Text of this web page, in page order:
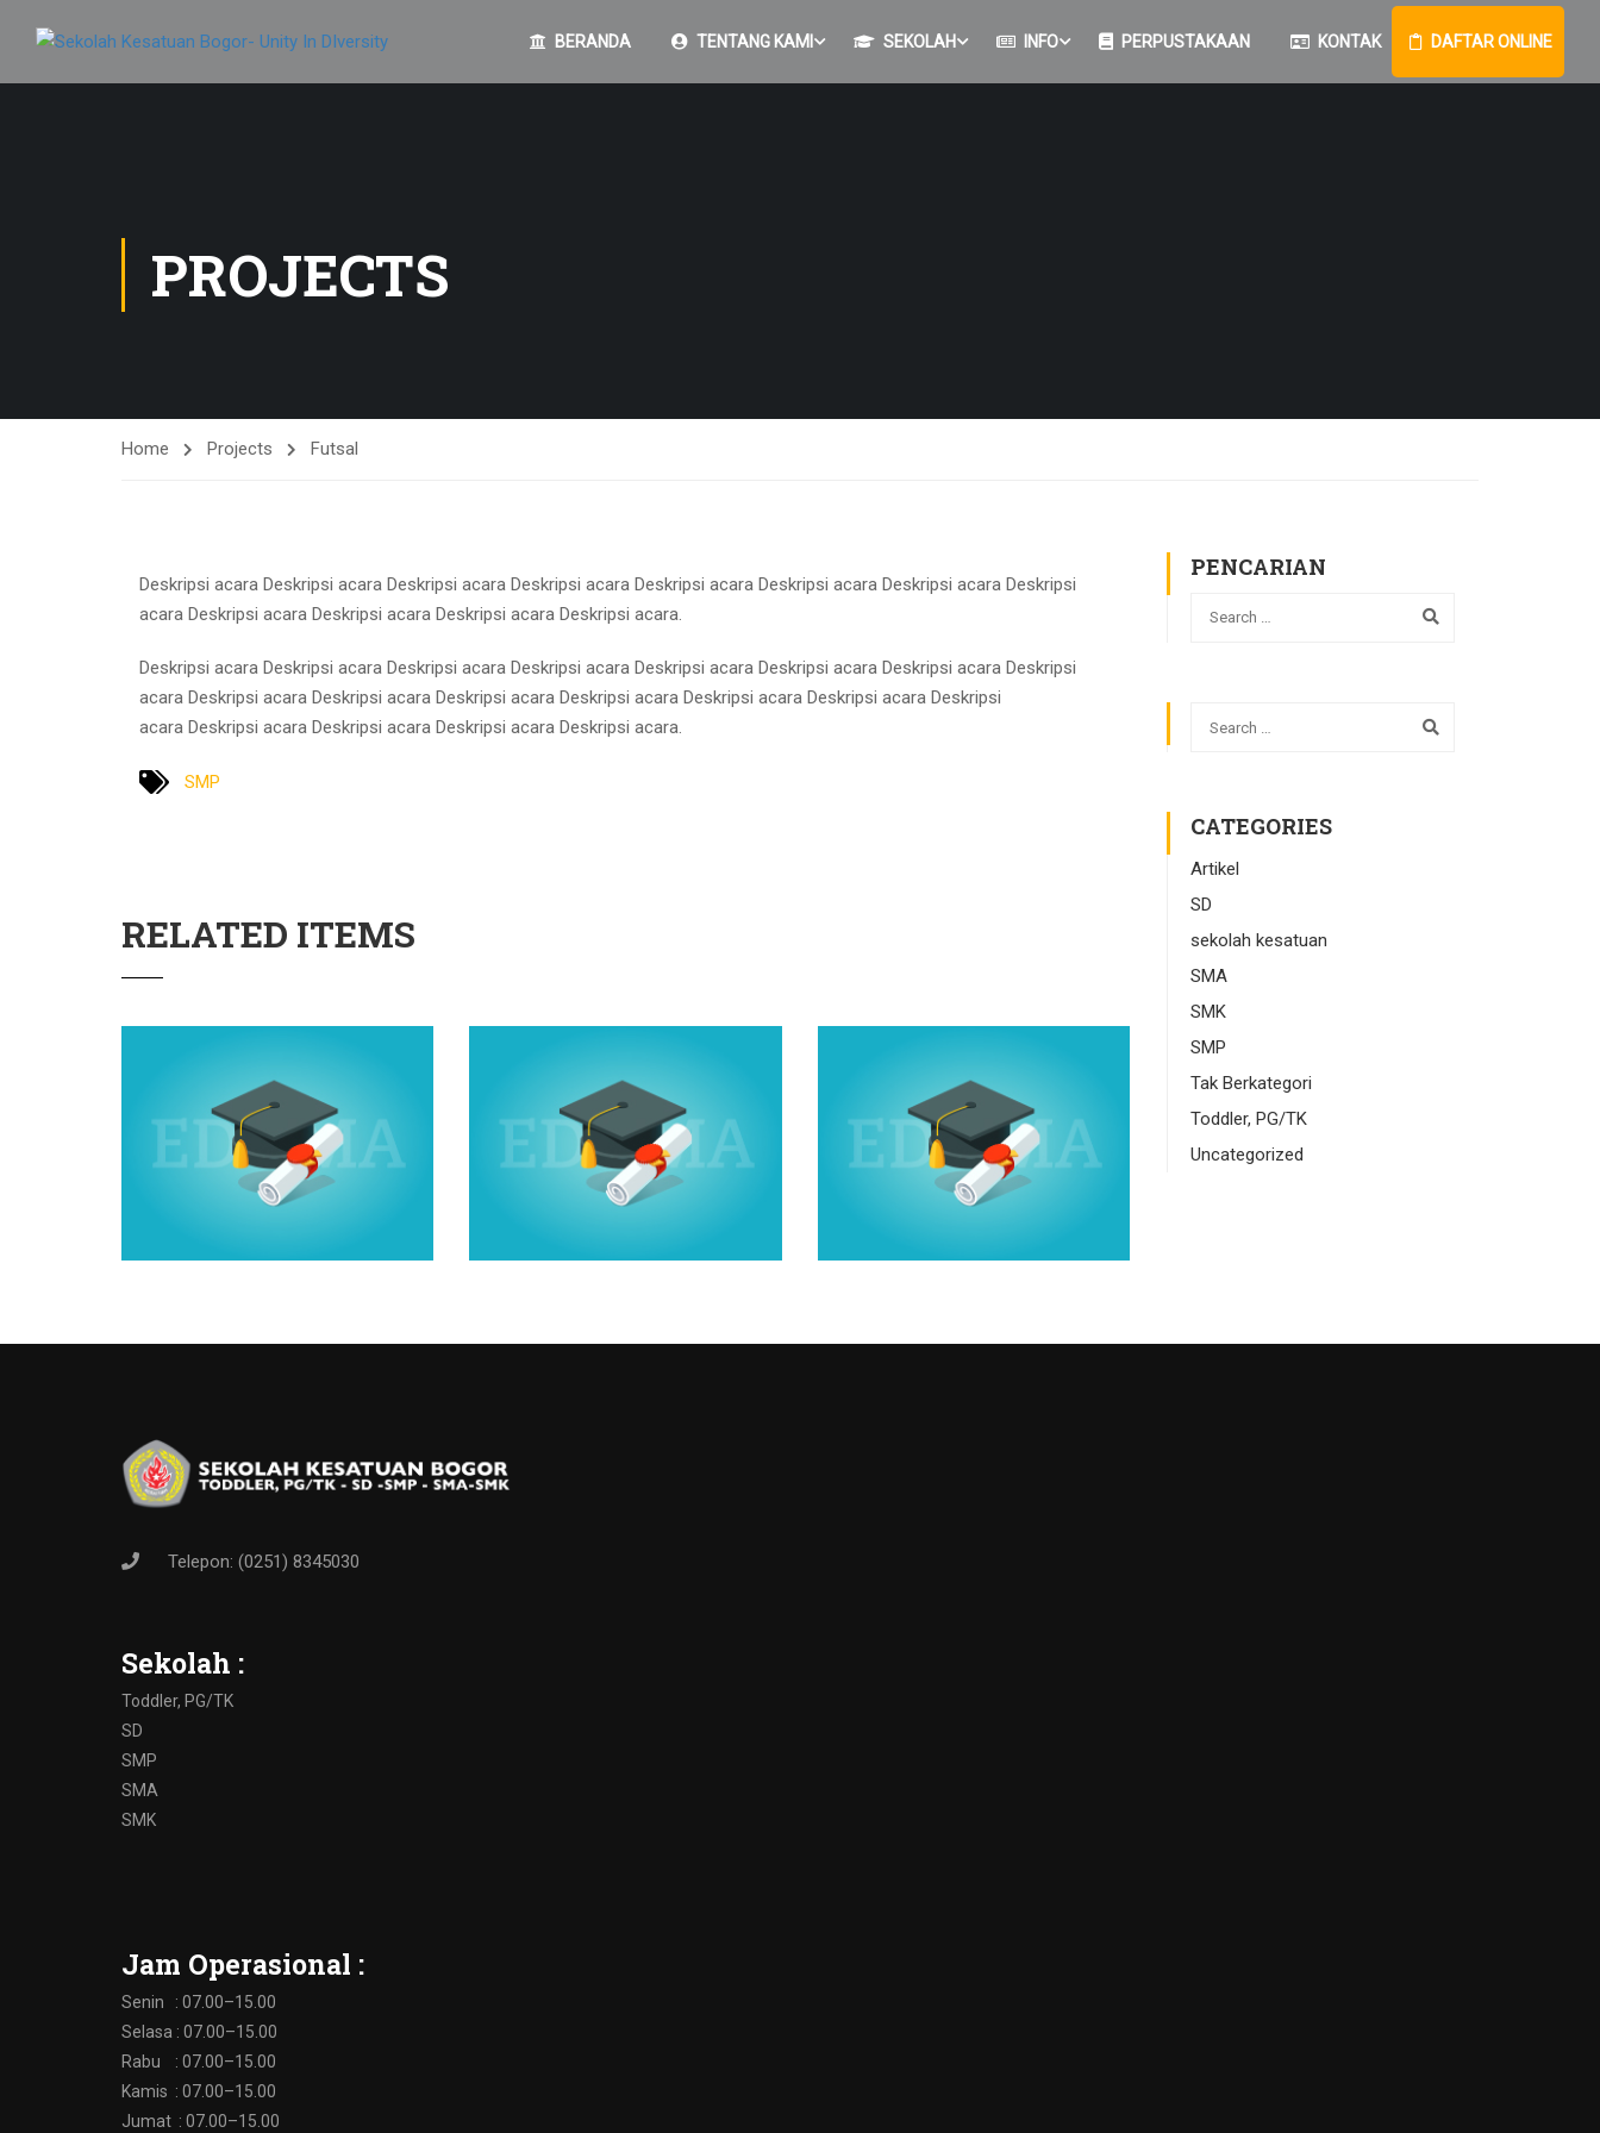
BERANDA TENTANG KAMI SEKOLAH INFO PERPUSTAKAAN KONTAK DAFTAR ONLINE
PROJECTS
Home Projects Futsal
Deskripsi acara Deskripsi acara Deskripsi acara Deskripsi acara Deskripsi acara Deskripsi acara Deskripsi acara Deskripsi
acara Deskripsi acara Deskripsi acara Deskripsi acara Deskripsi acara.
Deskripsi acara Deskripsi acara Deskripsi acara Deskripsi acara Deskripsi acara Deskripsi acara Deskripsi acara Deskripsi
acara Deskripsi acara Deskripsi acara Deskripsi acara Deskripsi acara Deskripsi acara Deskripsi acara Deskripsi
acara Deskripsi acara Deskripsi acara Deskripsi acara Deskripsi acara.
SMP
RELATED ITEMS
PENCARIAN
CATEGORIES
Artikel
SD
sekolah kesatuan
SMA
SMK
SMP
Tak Berkategori
Toddler, PG/TK
Uncategorized
Telepon: (0251) 8345030
Sekolah :
Toddler, PG/TK
SD
SMP
SMA
SMK
Jam Operasional :
Senin : 07.00–15.00
Selasa : 07.00–15.00
Rabu : 07.00–15.00
Kamis : 07.00–15.00
Jumat : 07.00–15.00